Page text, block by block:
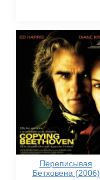
Переписывая
Бетховена (2006)